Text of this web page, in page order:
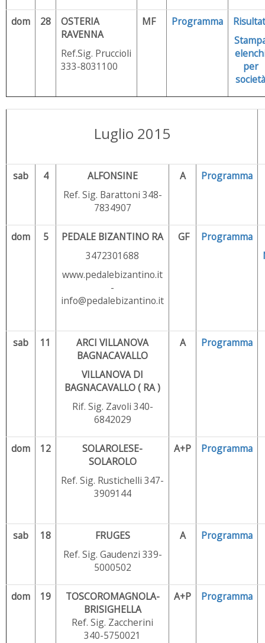
dom 28
OSTERIA
RAVENNA
Ref.Sig. Pruccioli
333-8031100
MF Programma
per
società
Luglio 2015
sab 4
ALFONSINE
Ref. Sig. Barattoni 348-
7834907
A Programma
dom 5
PEDALE BIZANTINO RA
3472301688
www.pedalebizantino.it
-
info@pedalebizantino.it
GF
Programma
sab 11
ARCI VILLANOVA
BAGNACAVALLO
VILLANOVA DI
BAGNACAVALLO ( RA )
Rif. Sig. Zavoli 340-
6842029
A Programma
dom 12
SOLAROLESE-
SOLAROLO
Ref. Sig. Rustichelli 347-
3909144
A+P Programma
sab 18
FRUGES
Ref. Sig. Gaudenzi 339-
5000502
A Programma
dom 19
TOSCOROMAGNOLA-
BRISIGHELLA
Ref. Sig. Zaccherini
340-5750021
A+P Programma